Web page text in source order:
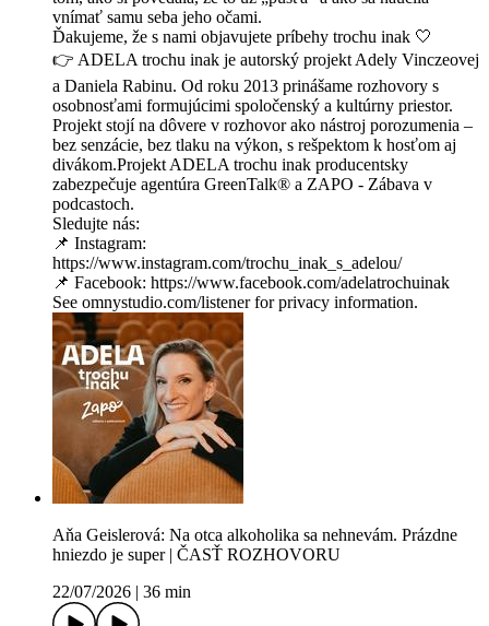
vnímať samu seba jeho očami.
Ďakujeme, že s nami objavujete príbehy trochu inak 🤍
👉 ADELA trochu inak je autorský projekt Adely Vinczeovej
a Daniela Rabinu. Od roku 2013 prinášame rozhovory s
osobnosťami formujúcimi spoločenský a kultúrny priestor.
Projekt stojí na dôvere v rozhovor ako nástroj porozumenia –
bez senzácie, bez tlaku na výkon, s rešpektom k hosťom aj
divákom.Projekt ADELA trochu inak producentsky
zabezpečuje agentúra GreenTalk® a ZAPO - Zábava v
podcastoch.
Sledujte nás:
📌 Instagram:
https://www.instagram.com/trochu_inak_s_adelou/
📌 Facebook: https://www.facebook.com/adelatrochuinak
See omnystudio.com/listener for privacy information.
Aňa Geislerová: Na otca alkoholika sa nehnevám. Prázdne
hniezdo je super | ČASŤ ROZHOVORU
22/07/2026 | 36 min